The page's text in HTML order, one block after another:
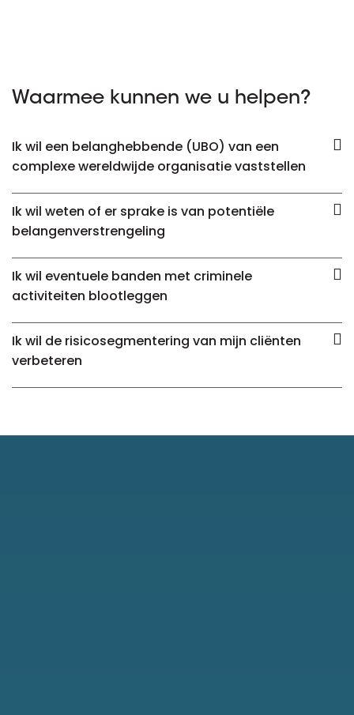
Waarmee kunnen we u helpen?
Ik wil een belanghebbende (UBO) van een
complexe wereldwijde organisatie vaststellen
Ik wil weten of er sprake is van potentiële
belangenverstrengeling
Ik wil eventuele banden met criminele
activiteiten blootleggen
Ik wil de risicosegmentering van mijn cliënten
verbeteren